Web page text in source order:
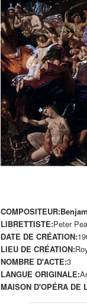
COMPOSITEUR:
LIBRETTISTE:Peter
DATE DE CRÉATION:
LIEU DE CRÉATION:
NOMBRE D'ACTE:3
LANGUE ORIGINALE:
MAISON D'OPÉRA DE